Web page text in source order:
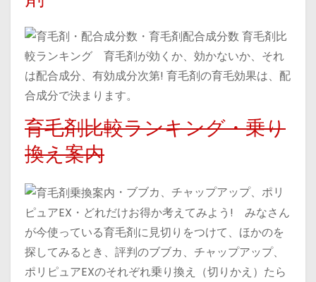
・育毛剤配合成分数 育毛剤比
較ランキング 育毛剤が効くか、効かないか、それ
は配合成分、有効成分次第! 育毛剤の育毛効果は、配
合成分で決まります。
育毛剤比較ランキング・乗り
換え案内
・ブブカ、チャップアップ、ポリ
ピュアEX・どれだけお得か考えてみよう! みなさん
が今使っている育毛剤に見切りをつけて、ほかのを
探してみるとき、評判のブブカ、チャップアップ、
ポリピュアEXのそれぞれ乗り換え（切りかえ）たら